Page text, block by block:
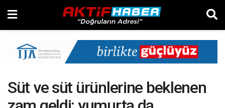
Süt ve süt ürünlerine beklenen